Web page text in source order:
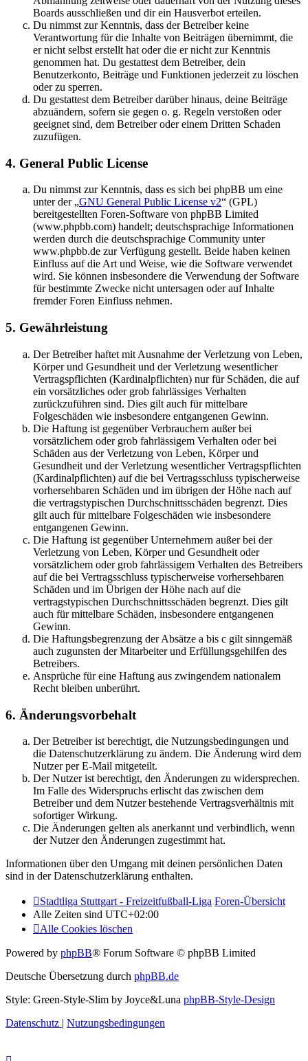
Boards ausschließen und dir ein Hausverbot erteilen.
Du nimmst zur Kenntnis, dass der Betreiber keine
Verantwortung für die Inhalte von Beiträgen übernimmt, die
er nicht selbst erstellt hat oder die er nicht zur Kenntnis
genommen hat. Du gestattest dem Betreiber, dein
Benutzerkonto, Beiträge und Funktionen jederzeit zu löschen
oder zu sperren.
Du gestattest dem Betreiber darüber hinaus, deine Beiträge
abzuändern, sofern sie gegen o. g. Regeln verstoßen oder
geeignet sind, dem Betreiber oder einem Dritten Schaden
zuzufügen.
4. General Public License
Du nimmst zur Kenntnis, dass es sich bei phpBB um eine
unter der „GNU General Public License v2“ (GPL)
bereitgestellten Foren-Software von phpBB Limited
(www.phpbb.com) handelt; deutschsprachige Informationen
werden durch die deutschsprachige Community unter
www.phpbb.de zur Verfügung gestellt. Beide haben keinen
Einfluss auf die Art und Weise, wie die Software verwendet
wird. Sie können insbesondere die Verwendung der Software
für bestimmte Zwecke nicht untersagen oder auf Inhalte
fremder Foren Einfluss nehmen.
5. Gewährleistung
Der Betreiber haftet mit Ausnahme der Verletzung von Leben,
Körper und Gesundheit und der Verletzung wesentlicher
Vertragspflichten (Kardinalpflichten) nur für Schäden, die auf
ein vorsätzliches oder grob fahrlässiges Verhalten
zurückzuführen sind. Dies gilt auch für mittelbare
Folgeschäden wie insbesondere entgangenen Gewinn.
Die Haftung ist gegenüber Verbrauchern außer bei
vorsätzlichem oder grob fahrlässigem Verhalten oder bei
Schäden aus der Verletzung von Leben, Körper und
Gesundheit und der Verletzung wesentlicher Vertragspflichten
(Kardinalpflichten) auf die bei Vertragsschluss typischerweise
vorhersehbaren Schäden und im übrigen der Höhe nach auf
die vertragstypischen Durchschnittsschäden begrenzt. Dies
gilt auch für mittelbare Folgeschäden wie insbesondere
entgangenen Gewinn.
Die Haftung ist gegenüber Unternehmern außer bei der
Verletzung von Leben, Körper und Gesundheit oder
vorsätzlichem oder grob fahrlässigem Verhalten des Betreibers
auf die bei Vertragsschluss typischerweise vorhersehbaren
Schäden und im Übrigen der Höhe nach auf die
vertragstypischen Durchschnittsschäden begrenzt. Dies gilt
auch für mittelbare Schäden, insbesondere entgangenen
Gewinn.
Die Haftungsbegrenzung der Absätze a bis c gilt sinngemäß
auch zugunsten der Mitarbeiter und Erfüllungsgehilfen des
Betreibers.
Ansprüche für eine Haftung aus zwingendem nationalem
Recht bleiben unberührt.
6. Änderungsvorbehalt
Der Betreiber ist berechtigt, die Nutzungsbedingungen und
die Datenschutzerklärung zu ändern. Die Änderung wird dem
Nutzer per E-Mail mitgeteilt.
Der Nutzer ist berechtigt, den Änderungen zu widersprechen.
Im Falle des Widerspruchs erlischt das zwischen dem
Betreiber und dem Nutzer bestehende Vertragsverhältnis mit
sofortiger Wirkung.
Die Änderungen gelten als anerkannt und verbindlich, wenn
der Nutzer den Änderungen zugestimmt hat.
Informationen über den Umgang mit deinen persönlichen Daten
sind in der Datenschutzerklärung enthalten.
Stadtliga Stuttgart - Freizeitfußball-Liga Foren-Übersicht
Alle Zeiten sind UTC+02:00
Alle Cookies löschen
Powered by phpBB® Forum Software © phpBB Limited
Deutsche Übersetzung durch phpBB.de
Style: Green-Style-Slim by Joyce&Luna phpBB-Style-Design
Datenschutz | Nutzungsbedingungen